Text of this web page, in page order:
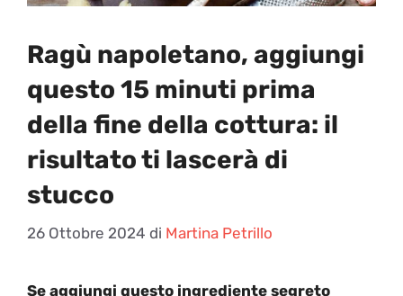
Ragù napoletano, aggiungi
questo 15 minuti prima
della fine della cottura: il
risultato ti lascerà di
stucco
26 Ottobre 2024 di Martina Petrillo
Se aggiungi questo ingrediente segreto